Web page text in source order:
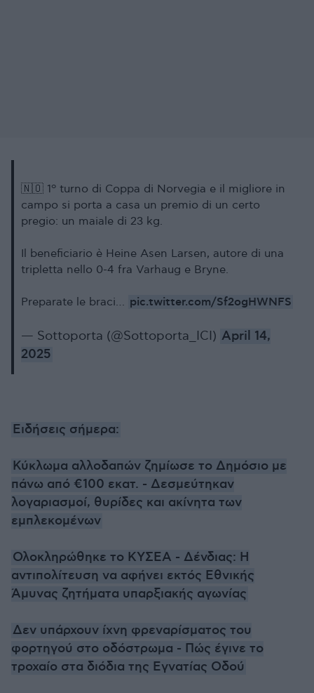
🇳🇴 1º turno di Coppa di Norvegia e il migliore in
campo si porta a casa un premio di un certo
pregio: un maiale di 23 kg.
Il beneficiario è Heine Asen Larsen, autore di una
tripletta nello 0-4 fra Varhaug e Bryne.
Preparate le braci… pic.twitter.com/Sf2ogHWNFS
— Sottoporta (@Sottoporta_ICI) April 14,
2025
Ειδήσεις σήμερα:
Κύκλωμα αλλοδαπών ζημίωσε το Δημόσιο με
πάνω από €100 εκατ. - Δεσμεύτηκαν
λογαριασμοί, θυρίδες και ακίνητα των
εμπλεκομένων
Ολοκληρώθηκε το ΚΥΣΕΑ - Δένδιας: Η
αντιπολίτευση να αφήνει εκτός Εθνικής
Άμυνας ζητήματα υπαρξιακής αγωνίας
Δεν υπάρχουν ίχνη φρεναρίσματος του
φορτηγού στο οδόστρωμα - Πώς έγινε το
τροχαίο στα διόδια της Εγνατίας Οδού